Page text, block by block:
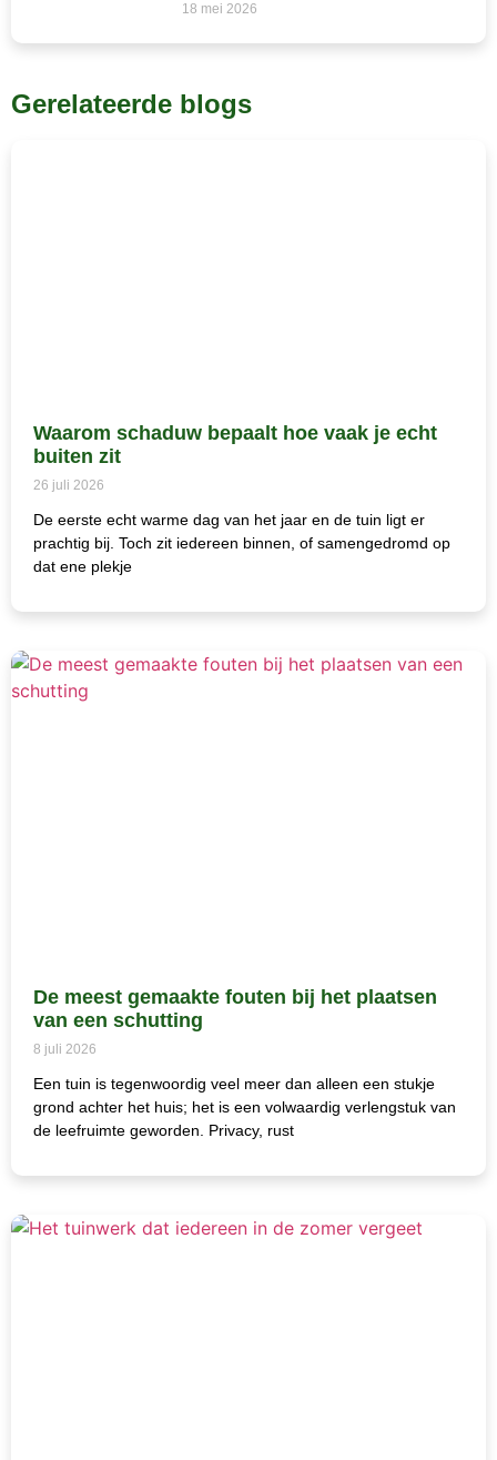
18 mei 2026
Gerelateerde blogs
Waarom schaduw bepaalt hoe vaak je echt
buiten zit
26 juli 2026
De eerste echt warme dag van het jaar en de tuin ligt er
prachtig bij. Toch zit iedereen binnen, of samengedromd op
dat ene plekje
De meest gemaakte fouten bij het plaatsen
van een schutting
8 juli 2026
Een tuin is tegenwoordig veel meer dan alleen een stukje
grond achter het huis; het is een volwaardig verlengstuk van
de leefruimte geworden. Privacy, rust